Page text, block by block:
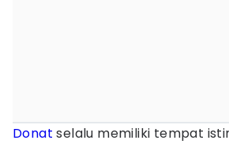
Donat selalu memiliki tempat